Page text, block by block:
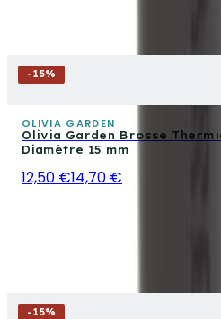
-15%
OLIVIA GARDEN
Olivia Garden Brosse
Diamètre 15 mm
12,50 €14,70 €
-15%